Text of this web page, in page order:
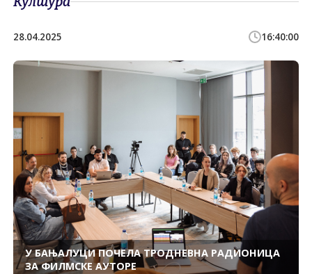
28.04.2025 16:40:00
У БАЊАЛУЦИ ПОЧЕЛА ТРОДНЕВНА РАДИОНИЦА
ЗА ФИЛМСКЕ АУТОРЕ